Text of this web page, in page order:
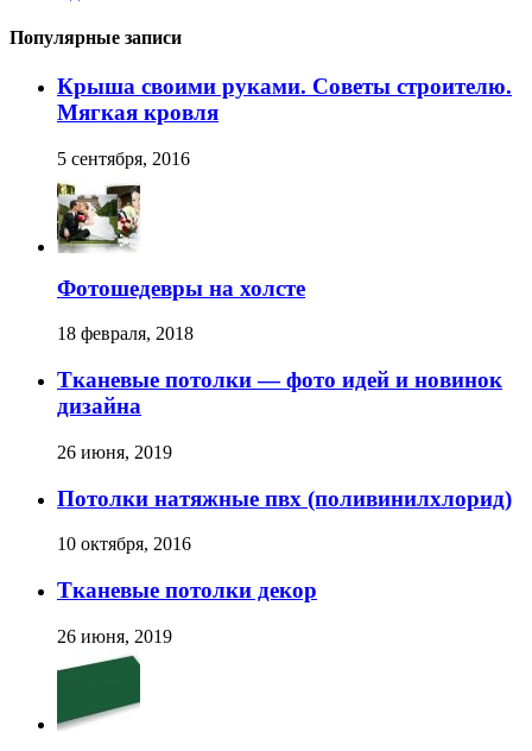
Популярные записи
Крыша своими руками. Советы строителю.
Мягкая кровля
5 сентября, 2016
Фотошедевры на холсте
18 февраля, 2018
Тканевые потолки — фото идей и новинок
дизайна
26 июня, 2019
Потолки натяжные пвх (поливинилхлорид)
10 октября, 2016
Тканевые потолки декор
26 июня, 2019